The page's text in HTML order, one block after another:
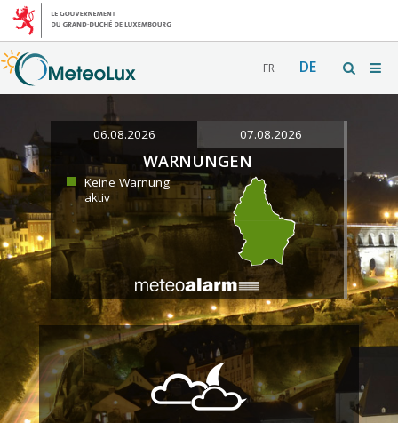
FR DE
06.08.2026 07.08.2026
WARNUNGEN
Keine Warnung
aktiv